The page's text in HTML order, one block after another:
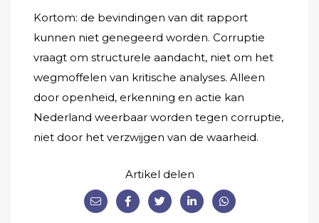
Kortom: de bevindingen van dit rapport
kunnen niet genegeerd worden. Corruptie
vraagt om structurele aandacht, niet om het
wegmoffelen van kritische analyses. Alleen
door openheid, erkenning en actie kan
Nederland weerbaar worden tegen corruptie,
niet door het verzwijgen van de waarheid.
Artikel delen